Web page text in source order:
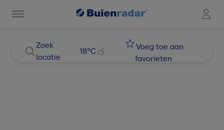
Zoek
locatie
18°C
Voeg toe aan
favorieten